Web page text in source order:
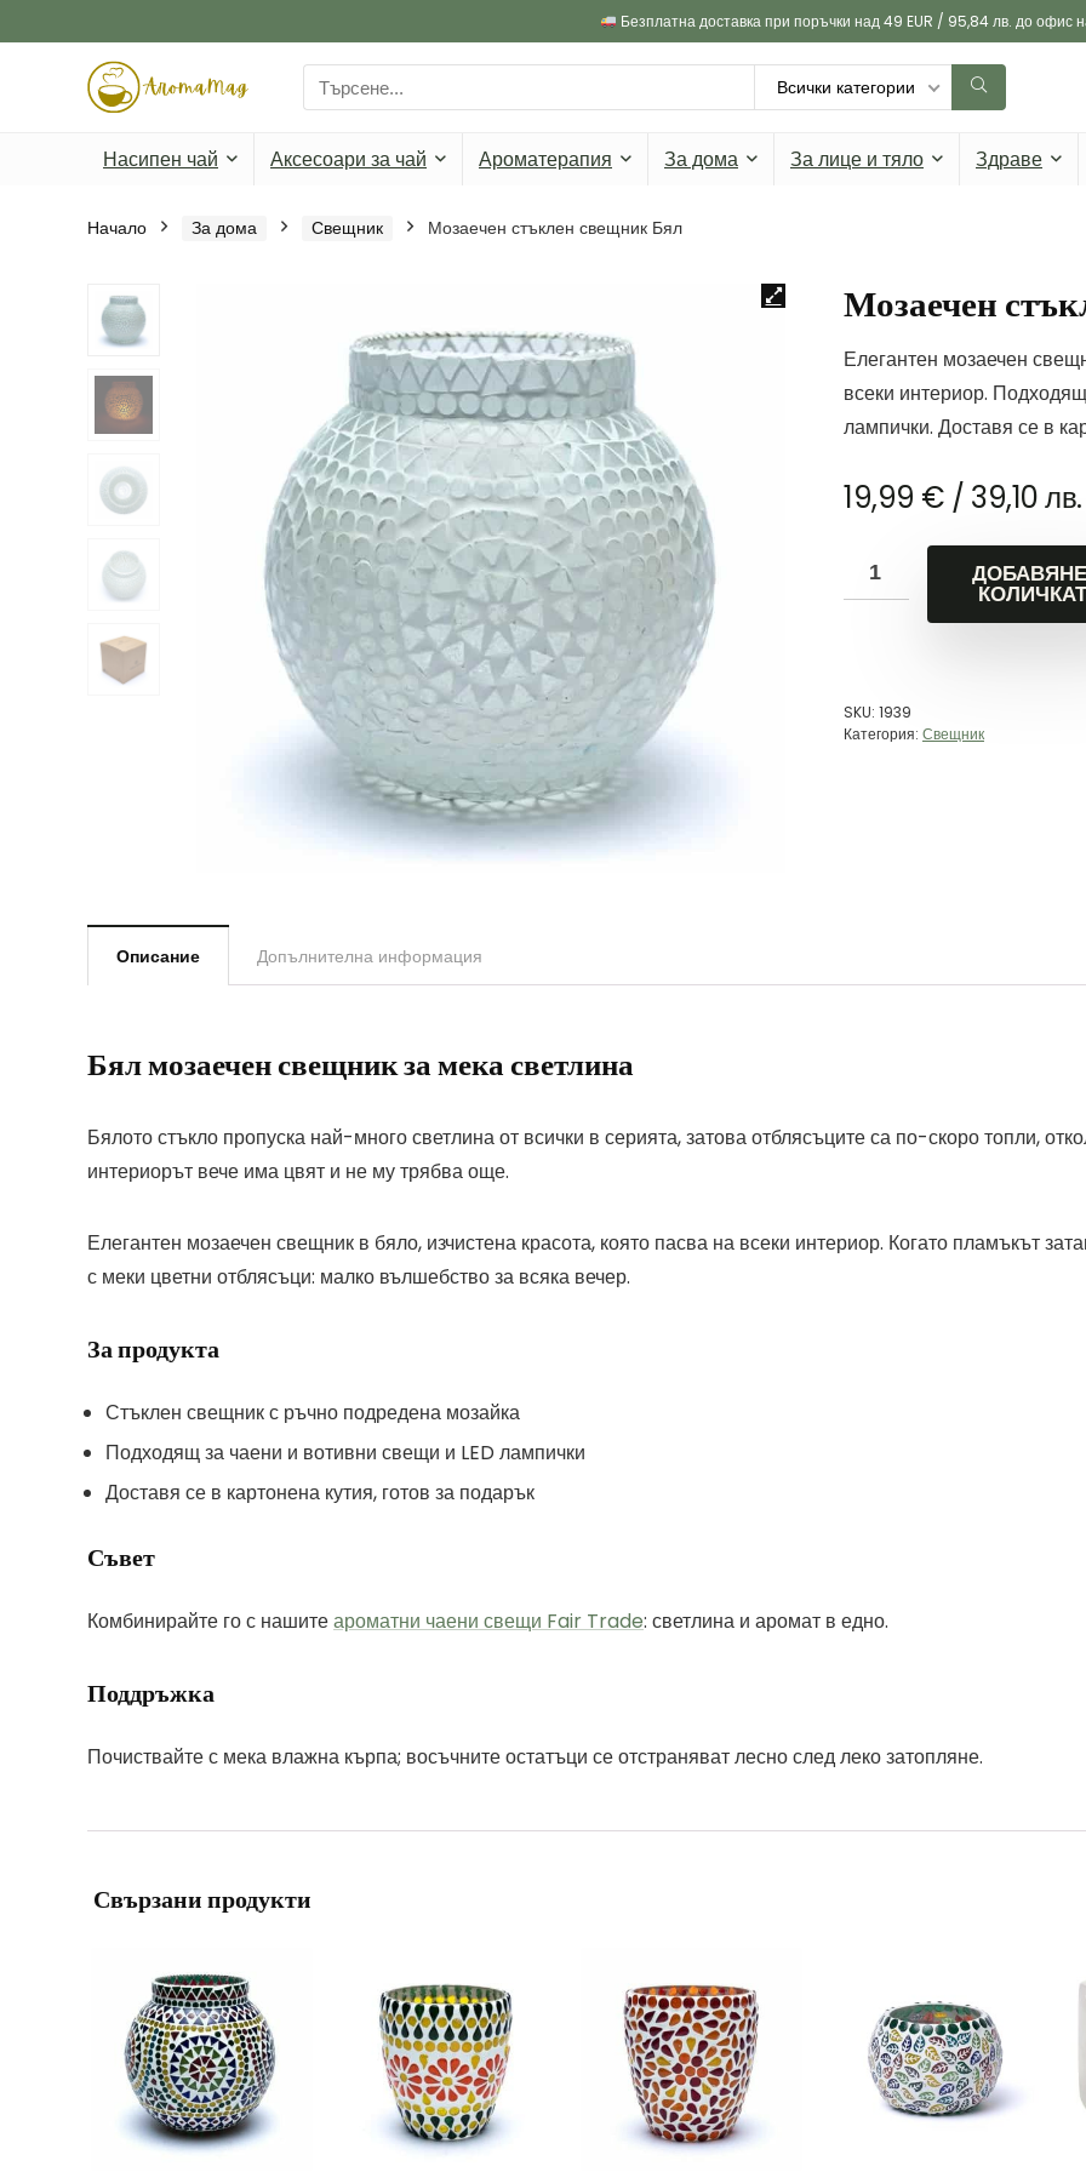
Безплатна доставка при поръчки над 49 EUR / 95,84 лв. до офис
Search
for:
Всички категории
Насипен чай Аксесоари за чай Ароматерапия За дома За лице и тяло Здраве
Начало За дома Свещник Мозаечен стъклен свещник Бял
Мозаечен
Елегантен мозаечен
всеки интериор.
лампички. Доставя се в
19,99 € / 39,10 лв.
SKU: 1939
Категория: Свещник
Описание Допълнителна информация
Бял мозаечен свещник за мека светлина
Бялото стъкло пропуска най-много светлина от всички в серията, затова отблясъците са по-скоро топли,
интериорът вече има цвят и не му трябва още.
Елегантен мозаечен свещник в бяло, изчистена красота, която пасва на всеки интериор. Когато пламъкът
с меки цветни отблясъци: малко вълшебство за всяка вечер.
За продукта
Стъклен свещник с ръчно подредена мозайка
Подходящ за чаени и вотивни свещи и LED лампички
Доставя се в картонена кутия, готов за подарък
Съвет
Комбинирайте го с нашитеароматни чаени свещи Fair Trade: светлина и аромат в едно.
Поддръжка
Почиствайте с мека влажна кърпа; восъчните остатъци се отстраняват лесно след леко затопляне.
Свързани продукти